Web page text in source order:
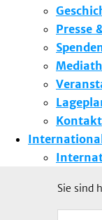
Presse
Kontakt
Sie sind